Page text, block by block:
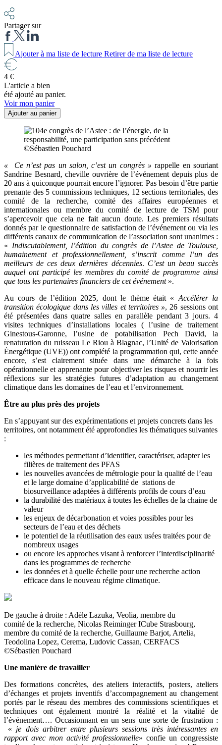
Partager sur
Ajouter à ma liste de lecture Retirer de ma liste de lecture
4 €
L'article a bien
été ajouté au panier.
Voir mon panier
Ajouter au panier
©Sébastien Pouchard
« Ce n’est pas un salon, c’est un congrès »rappelle en souriant
Sandrine Besnard, cheville ouvrière de l’événement depuis plus de
20 ans à quiconque pourrait encore l’ignorer. Pas besoin d’être partie
prenante des 5 commissions techniques, 12 sections territoriales, des
comité de la recherche, comité des affaires européennes et
internationales ou membre du comité de lecture de TSM pour
s’apercevoir que cela ne fait aucun doute. Les premiers résultats
donnés par le questionnaire de satisfaction de l’événement ou via les
différents canaux de communication de l’association sont unanimes :
« Indiscutablement, l’édition du congrès de l’Astee de Toulouse,
humainement et professionnellement, s’inscrit comme l’un des
meilleurs de ces deux dernières décennies. C’est un beau succès
auquel ont participé les membres du comité de programme ainsi
que tous les partenaires financiers de cet événement».
Au cours de l’édition 2025, dont le thème était «Accélérer la
transition écologique dans les villes et territoires », 26 sessions ont
été présentées dans quatre salles en parallèle pendant 3 jours. 4
visites techniques d’installations locales ( l’usine de traitement
Ginestous-Garonne, l’usine de potabilisation Pech David, la
renaturation du ruisseau Le Riou à Blagnac, l’Unité de Valorisation
Énergétique (UVE)) ont complété la programmation qui, cette année
encore, s’est clairement située dans une démarche à la fois
opérationnelle et apprenante pour objectiver les risques et nourrir les
réflexions sur les stratégies futures d’adaptation au changement
climatique dans les domaines de l’eau et l’environnement.
Être au plus près des projets
En s’appuyant sur des expérimentations et projets concrets dans les
territoires, ont notamment été approfondies les thématiques suivantes
:
les méthodes permettant d’identifier, caractériser, adapter les
filières de traitement des PFAS
les nouvelles avancées de métrologie pour la qualité de l’eau
et le large domaine d’applicabilité de stations de
biosurveillance adaptées à différents profils de cours d’eau
la durabilité des matériaux à toutes les échelles de la chaine de
valeur
les enjeux de décarbonation et voies possibles pour les
secteurs de l’eau et des déchets
le potentiel de la réutilisation des eaux usées traitées pour de
nombreux usages
ou encore les approches visant à renforcer l’interdisciplinarité
dans les programmes de recherche
les données et à quelle échelle pour une recherche action
efficace dans le nouveau régime climatique.
De gauche à droite : Adèle Lazuka, Veolia, membre du
comité de la recherche, Nicolas Reiminger ICube Strasbourg,
membre du comité de la recherche, Guillaume Barjot, Artelia,
Teodolina Lopez, Cerema, Ludovic Cassan, CERFACS
©Sébastien Pouchard
Une manière de travailler
Des formations concrètes, des ateliers interactifs, posters, ateliers
d’échanges et projets inventifs d’accompagnement au changement
portés par le réseau des membres des commissions scientifiques et
techniques ont également montré la réalité et la vitalité de
l’événement…. Occasionnant en un sens une sorte de frustration :
« je dois arbitrer entre plusieurs sessions très intéressantes en
rapport avec mon activité professionnelle» confie un congressiste